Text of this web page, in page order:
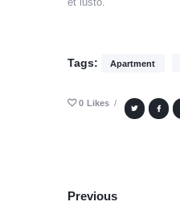
Tags: Apartment
0 Likes
Previous